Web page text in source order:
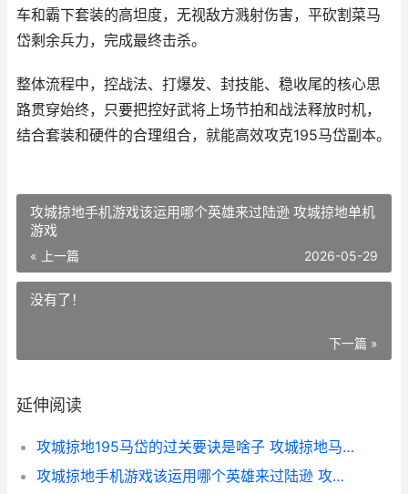
车和霸下套装的高坦度，无视敌方溅射伤害，平砍割菜马
岱剩余兵力，完成最终击杀。
整体流程中，控战法、打爆发、封技能、稳收尾的核心思
路贯穿始终，只要把控好武将上场节拍和战法释放时机，
结合套装和硬件的合理组合，就能高效攻克195马岱副本。
攻城掠地手机游戏该运用哪个英雄来过陆逊 攻城掠地单机
游戏
« 上一篇 2026-05-29
没有了！
下一篇 »
延伸阅读
攻城掠地195马岱的过关要诀是啥子 攻城掠地马腾怎么过
攻城掠地手机游戏该运用哪个英雄来过陆逊 攻城掠地单机游戏